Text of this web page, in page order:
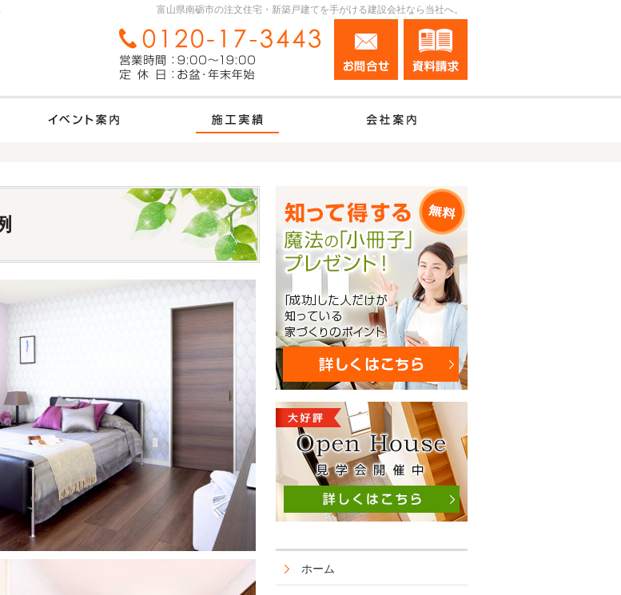
富山県南砺市の注文住宅・新築戸建てを手がける建設会社なら当社へ。
森の家
【プライベートルーム】施工事例
ホーム
0120-17-3443
営業時間9:00～19:00 定休日：お盆・年末年始